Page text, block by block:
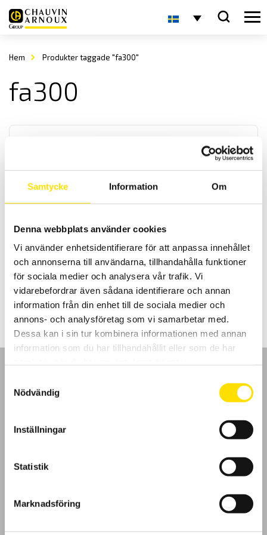
Samtycke Information Om
Denna webbplats använder cookies
Vi använder enhetsidentifierare för att anpassa innehållet
och annonserna till användarna, tillhandahålla funktioner
för sociala medier och analysera vår trafik. Vi
vidarebefordrar även sådana identifierare och annan
information från din enhet till de sociala medier och
annons- och analysföretag som vi samarbetar med.
Dessa kan i sin tur kombinera informationen med annan
information som du har tillhandahållit eller som de har
Nödvändig
Inställningar
Statistik
Marknadsföring
Hem Produkter taggade "fa300"
fa300
SAUTER FA
är en lättanvänd mekanisk dynamometer för mätning av tryck och
drag. Finns i 8 st olika kapaciteter [10N, 20N, 30N, 50N, 100 N, 200N,
300N och 500N].
2,200.00kr – 2,650.00kr Prisintervall:
2,200.00 kr
till
2,650.00 kr
LÄS MER